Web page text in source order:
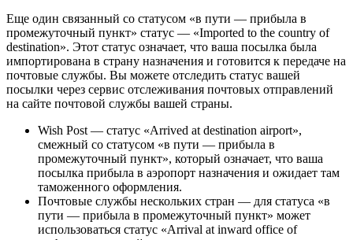
Еще один связанный со статусом «в пути — прибыла в
промежуточный пункт» статус — «Imported to the country of
destination». Этот статус означает, что ваша посылка была
импортирована в страну назначения и готовится к передаче на
почтовые службы. Вы можете отследить статус вашей
посылки через сервис отслеживания почтовых отправлений
на сайте почтовой службы вашей страны.
Wish Post — статус «Arrived at destination airport»,
смежный со статусом «в пути — прибыла в
промежуточный пункт», который означает, что ваша
посылка прибыла в аэропорт назначения и ожидает там
таможенного оформления.
Почтовые службы нескольких стран — для статуса «в
пути — прибыла в промежуточный пункт» может
использоваться статус «Arrival at inward office of